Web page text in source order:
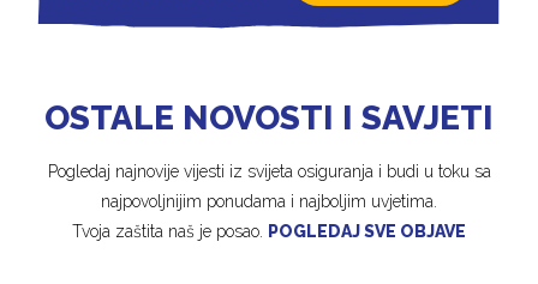
OSTALE NOVOSTI I SAVJETI
Pogledaj najnovije vijesti iz svijeta osiguranja i budi u toku sa
najpovoljnijim ponudama i najboljim uvjetima.
Tvoja zaštita naš je posao.
POGLEDAJ SVE OBJAVE